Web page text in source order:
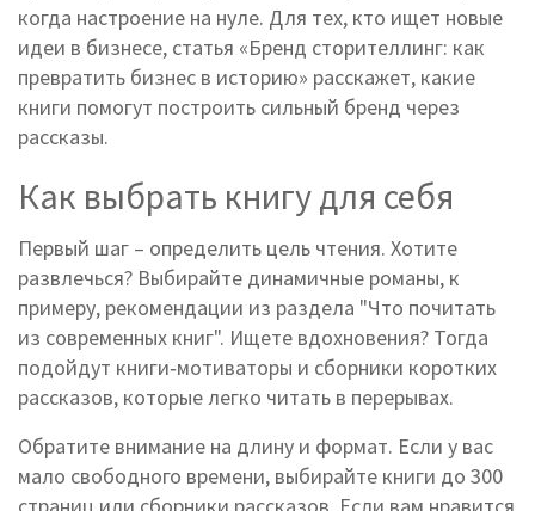
когда настроение на нуле. Для тех, кто ищет новые
идеи в бизнесе, статья «Бренд сторителлинг: как
превратить бизнес в историю» расскажет, какие
книги помогут построить сильный бренд через
рассказы.
Как выбрать книгу для себя
Первый шаг – определить цель чтения. Хотите
развлечься? Выбирайте динамичные романы, к
примеру, рекомендации из раздела "Что почитать
из современных книг". Ищете вдохновения? Тогда
подойдут книги‑мотиваторы и сборники коротких
рассказов, которые легко читать в перерывах.
Обратите внимание на длину и формат. Если у вас
мало свободного времени, выбирайте книги до 300